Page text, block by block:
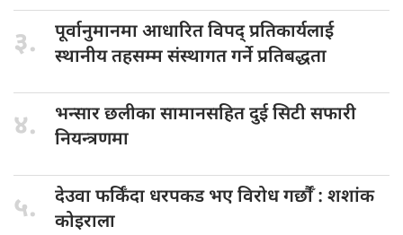
३. पूर्वानुमानमा आधारितविपद् प्रतिकार्यलाई
स्थानीय तहसम्म संस्थागत गर्ने प्रतिबद्धता
४. भन्सार छलीकासामानसहित दुई सिटी सफारी
नियन्त्रणमा
५. देउवा फर्किँदा धरपकड भए विरोध गर्छौँं : शशांक
कोइराला